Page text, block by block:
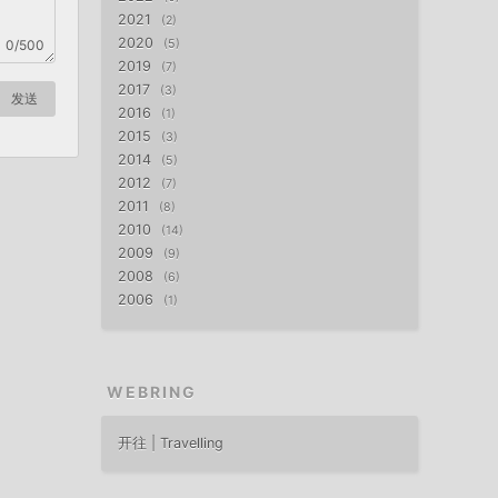
0/500
发送
2021 2
2020 5
2019 7
2017 3
2016 1
2015 3
2014 5
2012 7
2011 8
2010 14
2009 9
2008 6
2006 1
WEBRING
开往 | Travelling